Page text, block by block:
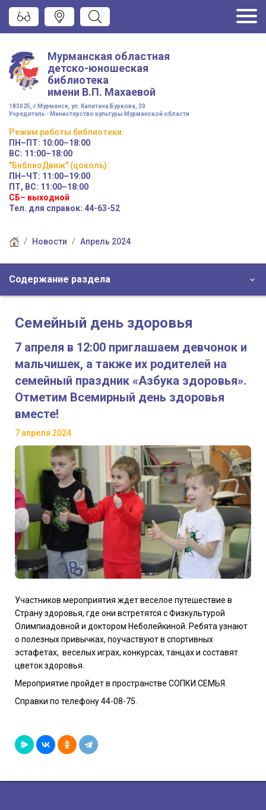
Мурманская областная
детско-юношеская
библиотека
имени В.П. Махаевой
183025, г.Мурманск, ул. Капитана Буркова, 30
Учредитель - Министерство культуры Мурманской области
Режим работы библиотеки:
ПН–ПТ: 10:00–18:00
ВС: 11:00–18:00
"БиблиоДвиж" (цоколь):
ПН–ЧТ: 11:00–19:00
ПТ, ВС: 11:00–18:00
СБ– выходной
Тел. для справок: 44-63-52
Новости Апрель 2024
Содержание раздела
Семейный день здоровья
7 апреля в 12:00 приглашаем девчонок и
мальчишек, а также их родителей на
семейный праздник «Азбука здоровья».
Отметим Всемирный день здоровья
вместе!
7 апреля 2024
Участников мероприятия ждет веселое путешествие в
Страну здоровья, где они встретятся с Физкультурой
Олимпиадовной и доктором Неболейкиной. Ребята узнают
о полезных привычках, поучаствуют в спортивных
эстафетах, веселых играх, конкурсах, танцах и составят
цветок здоровья.
Мероприятие пройдет в пространстве СОПКИ.СЕМЬЯ.
Справки по телефону 44-08-75.